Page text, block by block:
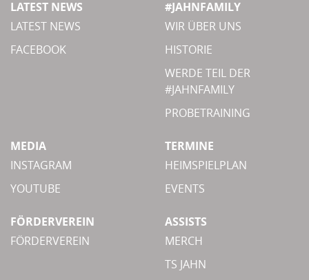
LATEST NEWS
LATEST NEWS
FACEBOOK
#JAHNFAMILY
WIR ÜBER UNS
HISTORIE
WERDE TEIL DER
#JAHNFAMILY
PROBETRAINING
MEDIA
INSTAGRAM
YOUTUBE
TERMINE
HEIMSPIELPLAN
EVENTS
FÖRDERVEREIN
FÖRDERVEREIN
ASSISTS
MERCH
TS JAHN